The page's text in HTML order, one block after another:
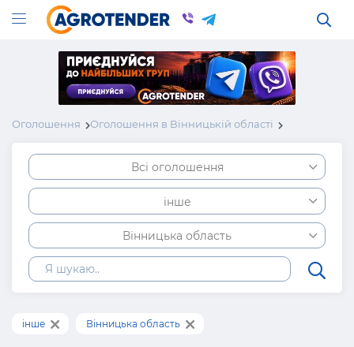
Оголошення Оголошення в Вінницькій області
Всі оголошення
інше
Вінницька область
інше Вінницька область